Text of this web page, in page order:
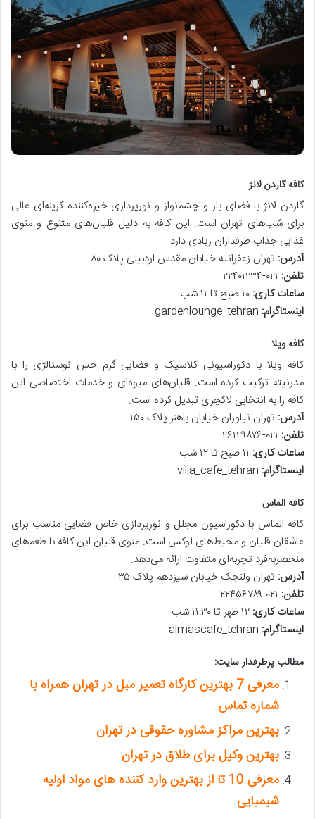
کافه گاردن لانژ
گاردن لانژ با فضای باز و چشم‌نواز و نورپردازی خیره‌کننده گزینه‌ای عالی
برای شب‌های تهران است. این کافه به دلیل قلیان‌های متنوع و منوی
غذایی جذاب طرفداران زیادی دارد.
آدرس: تهران زعفرانیه خیابان مقدس اردبیلی پلاک ۸۰
تلفن:
ساعات کاری:
اینستاگرام:
کافه ویلا
کافه ویلا با دکوراسیونی کلاسیک و فضایی گرم حس نوستالژی را با
مدرنیته ترکیب کرده است. قلیان‌های میوه‌ای و خدمات اختصاصی این
کافه را به انتخابی لاکچری تبدیل کرده است.
آدرس: تهران نیاوران خیابان باهنر پلاک ۱۵۰
تلفن:
ساعات کاری:
اینستاگرام:
کافه الماس
کافه الماس با دکوراسیون مجلل و نورپردازی خاص فضایی مناسب برای
عاشقان قلیان و محیط‌های لوکس است. منوی قلیان این کافه با طعم‌های
منحصربه‌فرد تجربه‌ای متفاوت ارائه می‌دهد.
آدرس: تهران ولنجک خیابان سیزدهم پلاک ۳۵
تلفن:
ساعات کاری:
اینستاگرام:
مطالب پرطرفدار سایت:
معرفی 7 بهترین کارگاه تعمیر مبل در تهران همراه با
شماره تماس
بهترین مراکز مشاوره حقوقی در تهران
بهترین وکیل برای طلاق در تهران
معرفی 10 تا از بهترین وارد کننده های مواد اولیه
شیمیایی